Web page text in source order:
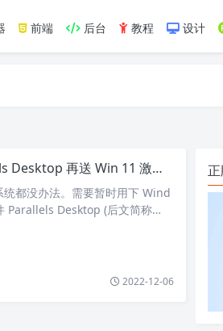
前端 后台 教程 设计
再送 Win 11 激活码！
都没办法。需要暂时用下 Wind
Parallels Desktop (后文简称…
2022-12-06